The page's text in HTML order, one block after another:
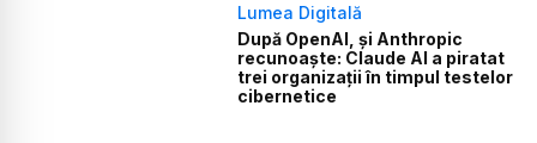
Lumea Digitală
După OpenAI, și Anthropic
recunoaște: Claude AI a piratat
trei organizații în timpul testelor
cibernetice